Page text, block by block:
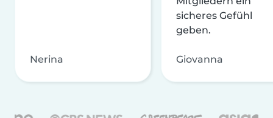
Nerina
sicheres Gefühl
geben.
Giovanna